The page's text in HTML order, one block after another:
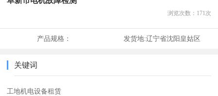
浏览次数： 171次
产品规格： 发货地:辽宁省沈阳皇姑区
关键词
工地机电设备租赁